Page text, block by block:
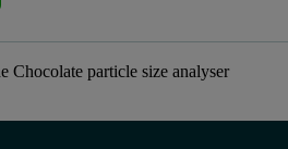
Chocolate particle size analyser